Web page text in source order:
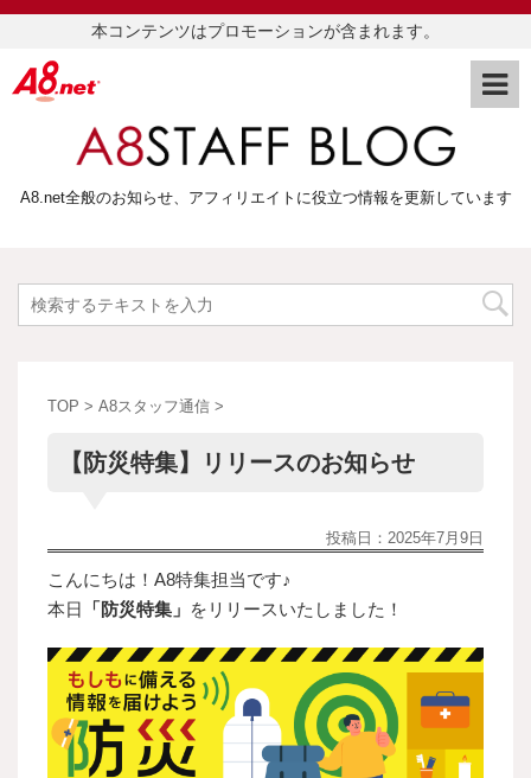
本コンテンツはプロモーションが含まれます。
A8.net全般のお知らせ、アフィリエイトに役立つ情報を更新しています
TOP > A8スタッフ通信 >
【防災特集】リリースのお知らせ
投稿日： 2025年7月9日
こんにちは！A8特集担当です♪
本日
「防災特集」 をリリースいたしました！